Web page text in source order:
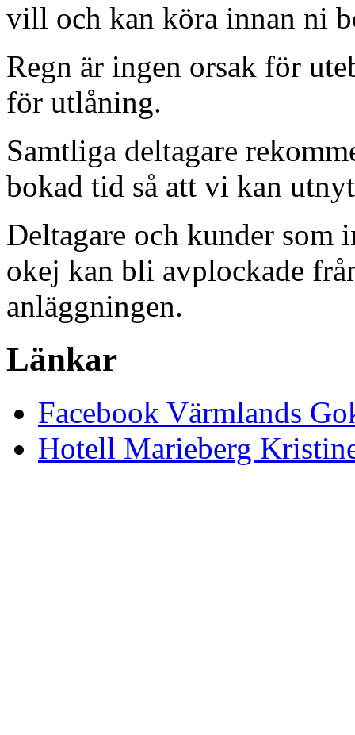
vill och kan köra innan ni
Regn är ingen orsak för
för utlåning.
Samtliga deltagare
bokad tid så att vi kan
Deltagare och kunder som
okej kan bli avplockade
anläggningen.
Länkar
Facebook Värmlands
Hotell Marieberg